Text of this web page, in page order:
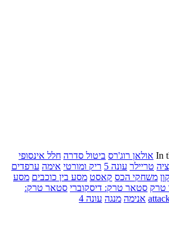
In אולאן רוג'רס ביטול סדרה חלל אינסופי
טריילר עונה 5 ריק ומורטי אימה ערפדים
משחקי הכס קאסט מסע בין כוכבים מסע
טרק סטאר טרק: דיסקוברי סטאר טרק:
אנימה מנגה עונה 4